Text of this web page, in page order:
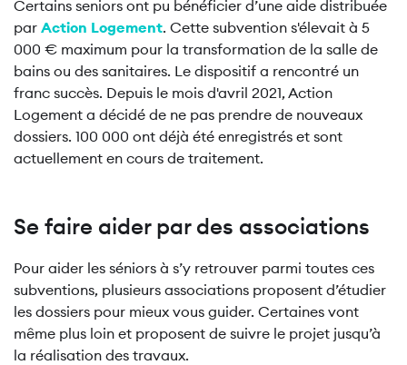
Certains seniors ont pu bénéficier d’une aide distribuée
par Action Logement. Cette subvention s'élevait à 5
000 € maximum pour la transformation de la salle de
bains ou des sanitaires. Le dispositif a rencontré un
franc succès. Depuis le mois d'avril 2021, Action
Logement a décidé de ne pas prendre de nouveaux
dossiers. 100 000 ont déjà été enregistrés et sont
actuellement en cours de traitement.
Se faire aider par des associations
Pour aider les séniors à s’y retrouver parmi toutes ces
subventions, plusieurs associations proposent d’étudier
les dossiers pour mieux vous guider. Certaines vont
même plus loin et proposent de suivre le projet jusqu’à
la réalisation des travaux.